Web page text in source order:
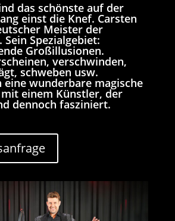
das schönste auf der
einst die Knef. Carsten
Meister der
Spezialgebiet:
Großillusionen.
verschwinden,
schweben usw.
eine wunderbare magische
einem Künstler, der
dennoch fasziniert.